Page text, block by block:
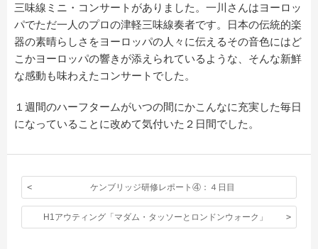
三味線ミニ・コンサートがありました。一川さんはヨーロッ
パでただ一人のプロの津軽三味線奏者です。日本の伝統的楽
器の素晴らしさをヨーロッパの人々に伝えるその音色にはど
こかヨーロッパの響きが添えられているような、そんな新鮮
な感動も味わえたコンサートでした。
１週間のハーフタームがいつの間にかこんなに充実した毎日
になっていることに改めて気付いた２日間でした。
ケンブリッジ研修レポート④：４日目
H1アウティング「マダム・タッソーとロンドンウォーク」